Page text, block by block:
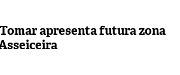
apresenta futura zona